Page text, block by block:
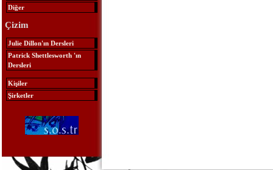
Diğer
Çizim
Julie Dillon'ın Dersleri
Patrick Shettlesworth 'ın
Dersleri
Kişiler
Şirketler